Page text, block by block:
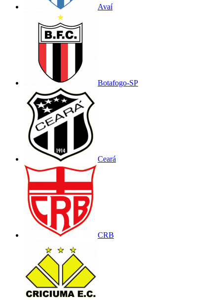
Avaí
Botafogo-SP
Ceará
CRB